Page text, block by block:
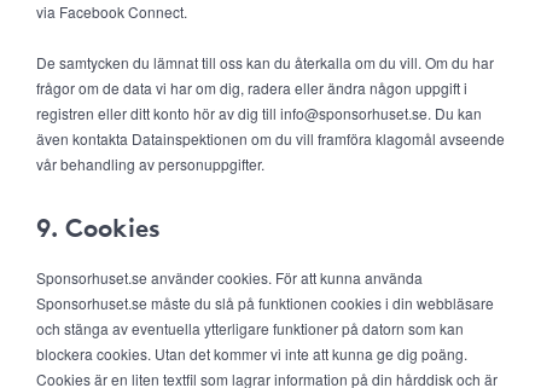
via Facebook Connect.
De samtycken du lämnat till oss kan du återkalla om du vill. Om du har
frågor om de data vi har om dig, radera eller ändra någon uppgift i
registren eller ditt konto hör av dig till info@sponsorhuset.se. Du kan
även kontakta Datainspektionen om du vill framföra klagomål avseende
vår behandling av personuppgifter.
9. Cookies
Sponsorhuset.se använder cookies. För att kunna använda
Sponsorhuset.se måste du slå på funktionen cookies i din webbläsare
och stänga av eventuella ytterligare funktioner på datorn som kan
blockera cookies. Utan det kommer vi inte att kunna ge dig poäng.
Cookies är en liten textfil som lagrar information på din hårddisk och är